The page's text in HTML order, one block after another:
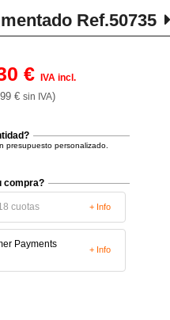
Ref.50735
€IVA incl.
€sin IVA)
presupuesto personalizado.
compra?
cuotas + Info
+ Info